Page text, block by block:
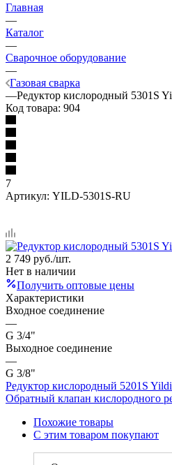
Главная
—
Каталог
—
Сварочное оборудование
—
Газовая сварка
—Редуктор кислородный 5301S
Код товара: 904
7
Артикул: YILD-5301S-RU
2 749 руб./шт.
Нет в наличии
Получить оптовые цены
Характеристики
Входное соединение
—
G 3/4"
Выходное соединение
—
G 3/8"
Редуктор кислородный 5201S
Обратный клапан кислородного
Похожие товары
С этим товаром покупают